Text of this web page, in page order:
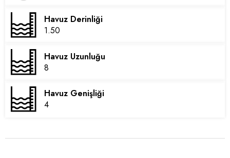
Havuz Derinliği
1.50
Havuz Uzunluğu
8
Havuz Genişliği
4